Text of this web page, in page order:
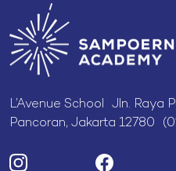
L’Avenue School Jln. Raya
Pancoran, Jakarta 12780